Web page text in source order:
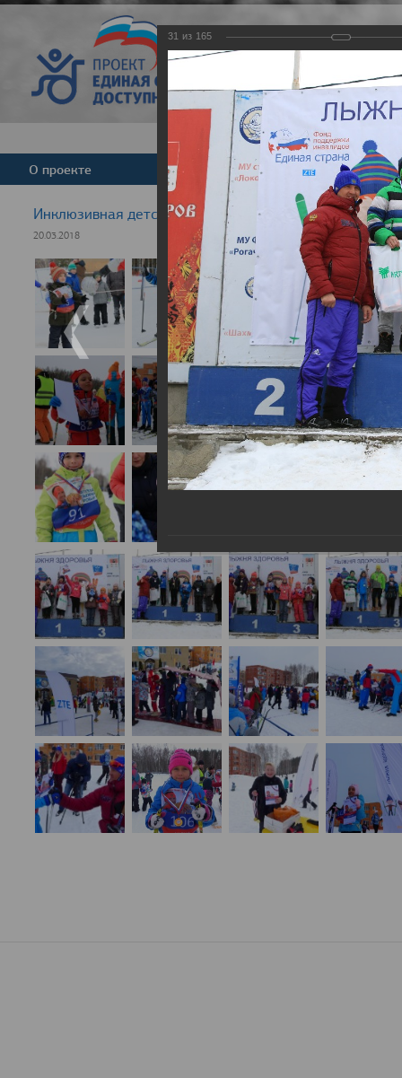
Версия для
О проекте Команда Новости
Инклюзивная детская гонка "Лыжня здоровья" 2018
20.03.2018
31 из 165